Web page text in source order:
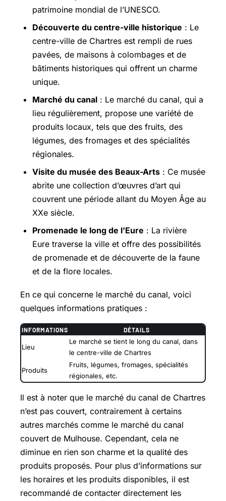
patrimoine mondial de l’UNESCO.
Découverte du centre-ville historique : Le
centre-ville de Chartres est rempli de rues
pavées, de maisons à colombages et de
bâtiments historiques qui offrent un charme
unique.
Marché du canal : Le marché du canal, qui a
lieu régulièrement, propose une variété de
produits locaux, tels que des fruits, des
légumes, des fromages et des spécialités
régionales.
Visite du musée des Beaux-Arts : Ce musée
abrite une collection d’œuvres d’art qui
couvrent une période allant du Moyen Âge au
XXe siècle.
Promenade le long de l’Eure : La rivière
Eure traverse la ville et offre des possibilités
de promenade et de découverte de la faune
et de la flore locales.
En ce qui concerne le marché du canal, voici
quelques informations pratiques :
INFORMATIONS DÉTAILS
Lieu
Le marché se tient le long du canal, dans
le centre-ville de Chartres
Produits
Fruits, légumes, fromages, spécialités
régionales, etc.
Il est à noter que le marché du canal de Chartres
n’est pas couvert, contrairement à certains
autres marchés comme le marché du canal
couvert de Mulhouse. Cependant, cela ne
diminue en rien son charme et la qualité des
produits proposés. Pour plus d’informations sur
les horaires et les produits disponibles, il est
recommandé de contacter directement les